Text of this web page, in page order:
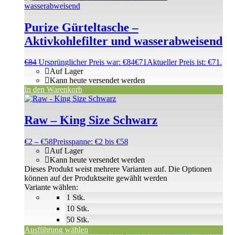
Purize Gürteltasche –
Aktivkohlefilter und wasserabweisend
€84 Ursprünglicher Preis war: €84€71Aktueller Preis ist: €71.
Auf Lager
Kann heute versendet werden
In den Warenkorb
Raw – King Size Schwarz
€2 – €58Preisspanne: €2 bis €58
1 Stk.
10 Stk.
50 Stk.
Auf Lager
Kann heute versendet werden
Variante wählen:
Ausführung wählen
Dieses Produkt weist mehrere Varianten auf. Die Optionen
können auf der Produktseite gewählt werden